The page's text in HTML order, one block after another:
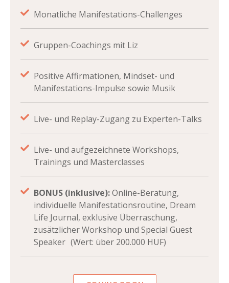
Monatliche Manifestations-Challenges
Gruppen-Coachings mit Liz
Positive Affirmationen, Mindset- und
Manifestations-Impulse sowie Musik
Live- und Replay-Zugang zu Experten-Talks
Live- und aufgezeichnete Workshops,
Trainings und Masterclasses
BONUS (inklusive):Online-Beratung,
individuelle Manifestationsroutine, Dream
Life Journal, exklusive Überraschung,
zusätzlicher Workshop und Special Guest
Speaker (Wert: über 200.000 HUF)